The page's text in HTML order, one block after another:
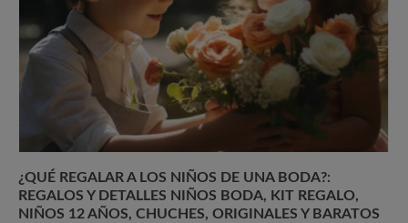
¿QUÉ REGALAR A LOS NIÑOS DE UNA BODA?:
REGALOS Y DETALLES NIÑOS BODA, KIT REGALO,
NIÑOS 12 AÑOS, CHUCHES, ORIGINALES Y BARATOS